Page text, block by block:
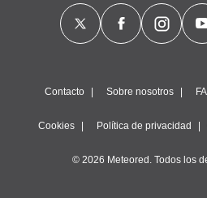
Contacto Sobre nosotros
Cookies Política de privacidad
© 2026 Meteored. Todos los